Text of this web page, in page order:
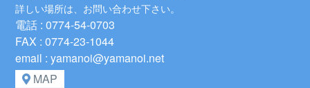
詳しい場所は、お問い合わせ下さい。
電話 : 0774-54-0703
FAX : 0774-23-1044
email : yamanoi@yamanoi.net
MAP